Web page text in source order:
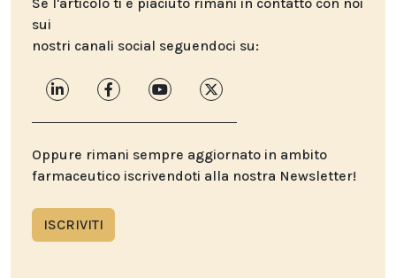
sui
nostri canali social seguendoci su:
Oppure rimani sempre aggiornato in ambito
farmaceutico iscrivendoti alla nostra Newsletter!
ISCRIVITI